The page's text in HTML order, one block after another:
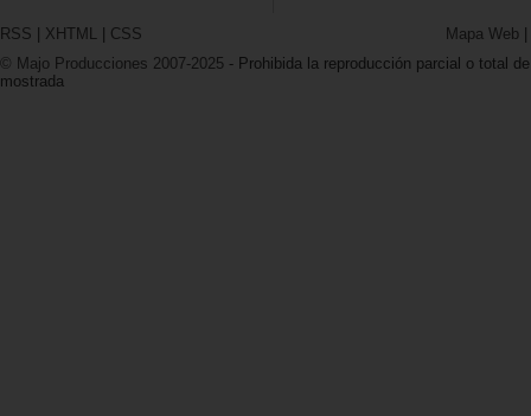
RSS | XHTML | CSS Mapa Web |
© Majo Producciones 2007-2025 - Prohibida la reproducción parcial o total
mostrada